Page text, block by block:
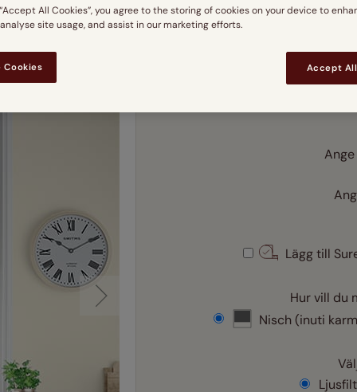
Duo-rullgardiner
Rosa
Randigt & Prickigt Äkta Siden & Sidenimitation
Aluminiumpersienner Clarissa Hulse
Se Alla
Lägg till
Hur vill du
Nisch (inuti
All Cookies”, you agree to the storing of cookies on your device to
site usage, and assist in our marketing efforts.
Cookies Accept